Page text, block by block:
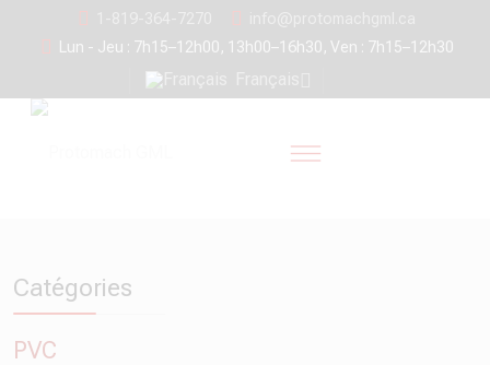
Lun - Jeu : 7h15–12h00, 13h00–16h30, Ven : 7h15–12h30
Catégories
PVC